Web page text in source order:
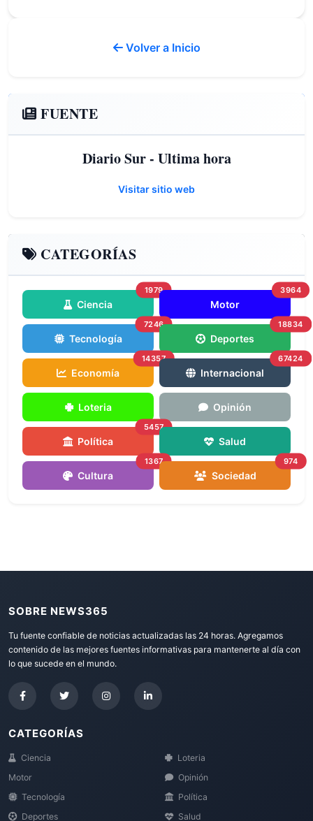
Volver a Inicio
FUENTE
Diario Sur - Ultima hora
Visitar sitio web
CATEGORÍAS
Ciencia
1979
Motor
3964
Tecnología
7246
Deportes
18834
Economía
14357
Internacional
67424
Loteria Opinión
Política
5457
Salud
Cultura
1367
Sociedad
974
SOBRE NEWS365
Tu fuente confiable de noticias actualizadas las 24 horas. Agregamos
contenido de las mejores fuentes informativas para mantenerte al día con
lo que sucede en el mundo.
CATEGORÍAS
Ciencia
Motor
Tecnología
Deportes
Loteria
Opinión
Política
Salud